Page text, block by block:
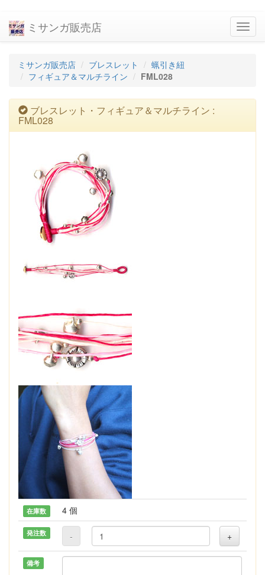
ミサンガ販売店
ミサンガ販売店 ブレスレット
蝋引き紐
フィギュア＆マルチライン
FML028
ブレスレット・フィギュア＆マルチライン :
FML028
在庫数 4 個
発注数 - +
備考